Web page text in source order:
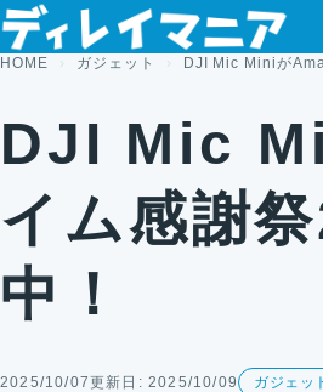
コンテンツへスキップ
HOME ガジェット DJI Mic Miniが
DJI Mic
イム感謝
中！
2025/10/07更新日: 2025/10/09 ガジェッ